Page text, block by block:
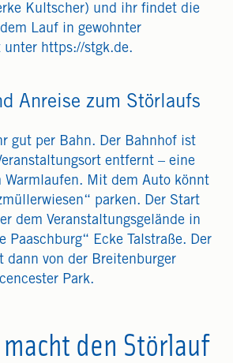
Kultscher) und ihr findet die
Lauf in gewohnter
https://stgk.de.
Anreise zum Störlaufs
gut per Bahn. Der Bahnhof ist
entfernt – eine
Warmlaufen. Mit dem Auto könnt
parken. Der Start
dem Veranstaltungsgelände in
Paaschburg“ Ecke Talstraße. Der
dann von der Breitenburger
Park.
macht den Störlauf